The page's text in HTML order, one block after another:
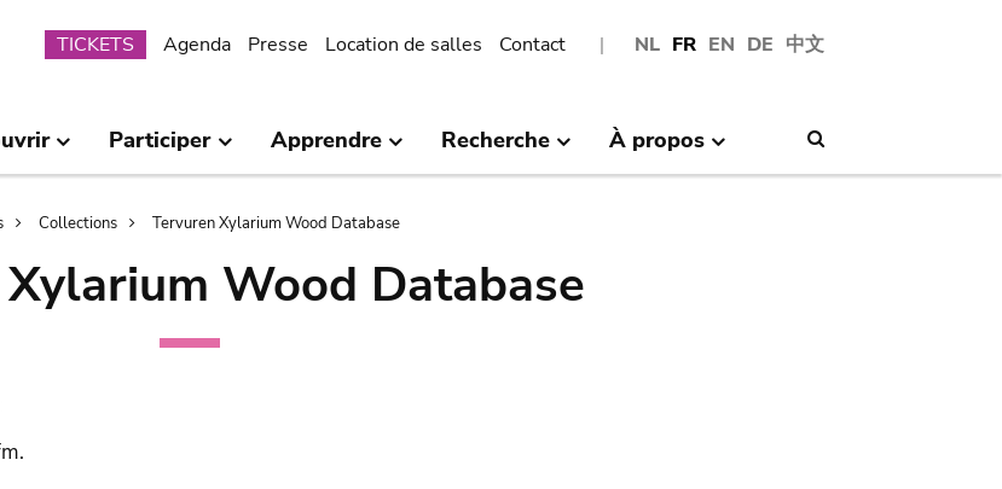
NL FR EN DE 中文
Submenu
TICKETS Agenda Presse Location de salles Contact
Participer Apprendre Recherche À propos
Collections Tervuren Xylarium Wood Database
Wood Database